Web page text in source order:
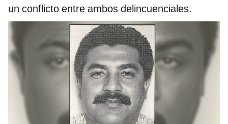
un conflicto entre ambos delincuenciales.